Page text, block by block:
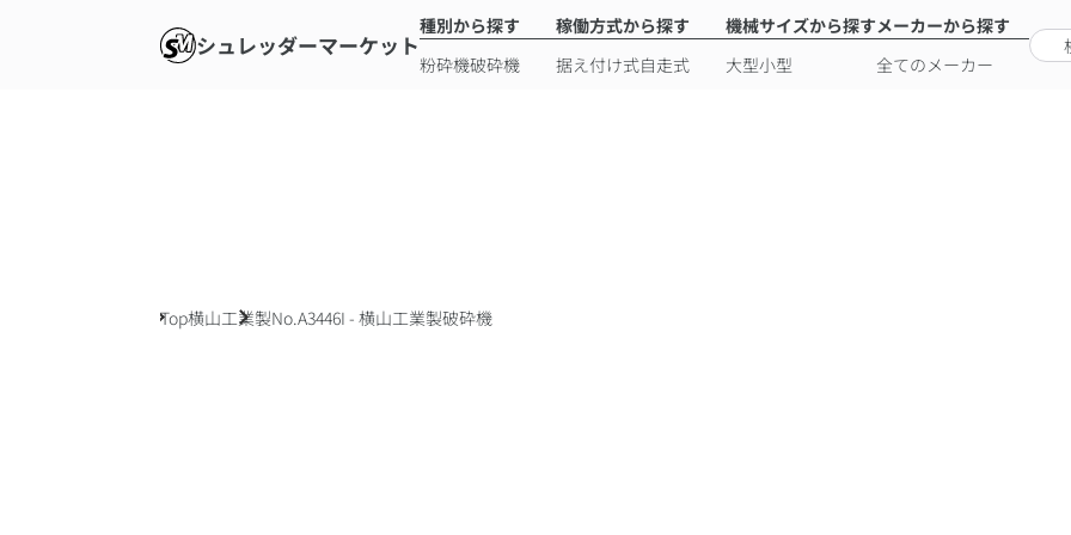
シュレッダーマーケット
種別から探す
粉砕機破砕機
稼働方式から探す
据え付け式自走式
機械サイズから探す
大型小型
メーカーから探す
全てのメーカー
Top横山工業製No.A3446I - 横山工業製破砕機